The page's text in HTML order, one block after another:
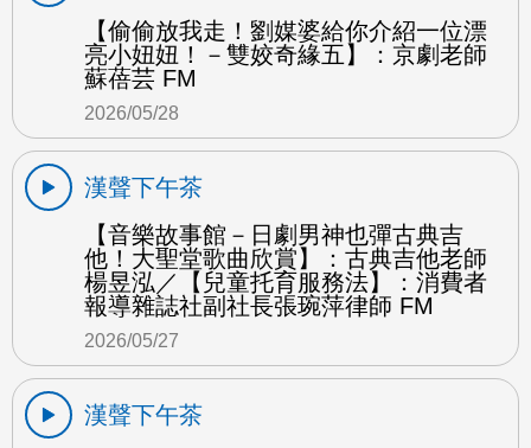
【偷偷放我走！劉媒婆給你介紹一位漂
亮小妞妞！－雙姣奇緣五】：京劇老師
蘇蓓芸 FM
2026/05/28
漢聲下午茶
【音樂故事館－日劇男神也彈古典吉
他！大聖堂歌曲欣賞】：古典吉他老師
楊昱泓／【兒童托育服務法】：消費者
報導雜誌社副社長張琬萍律師 FM
2026/05/27
漢聲下午茶